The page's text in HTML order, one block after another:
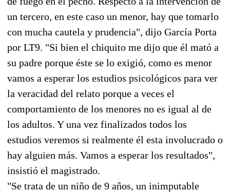
un tercero, en este caso un menor, hay que tomarlo
con mucha cautela y prudencia", dijo García Porta
por LT9. "Si bien el chiquito me dijo que él mató a
su padre porque éste se lo exigió, como es menor
vamos a esperar los estudios psicológicos para ver
la veracidad del relato porque a veces el
comportamiento de los menores no es igual al de
los adultos. Y una vez finalizados todos los
estudios veremos si realmente él esta involucrado o
hay alguien más. Vamos a esperar los resultados",
insistió el magistrado.
"Se trata de un niño de 9 años, un inimputable